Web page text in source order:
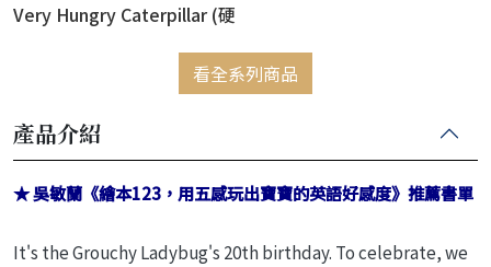
Very Hungry Caterpillar (硬
看全系列商品
產品介紹
★ 吳敏蘭《繪本123，用五感玩出寶寶的英語好感度》推薦書單
It's the Grouchy Ladybug's 20th birthday. To celebrate, we